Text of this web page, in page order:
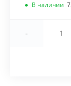
В наличии
-